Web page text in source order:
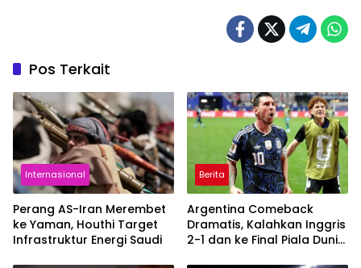
Pos Terkait
Internasional
Perang AS-Iran Merembet
ke Yaman, Houthi Target
Infrastruktur Energi Saudi
Berita
Argentina Comeback
Dramatis, Kalahkan Inggris
2-1 dan ke Final Piala Dunia